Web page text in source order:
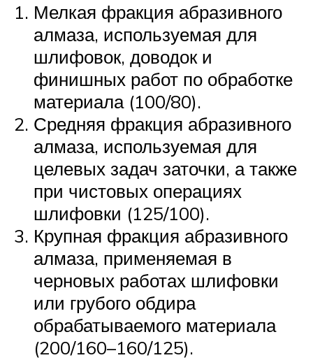
Мелкая фракция абразивного
алмаза, используемая для
шлифовок, доводок и
финишных работ по обработке
материала (100/80).
Средняя фракция абразивного
алмаза, используемая для
целевых задач заточки, а также
при чистовых операциях
шлифовки (125/100).
Крупная фракция абразивного
алмаза, применяемая в
черновых работах шлифовки
или грубого обдира
обрабатываемого материала
(200/160–160/125).